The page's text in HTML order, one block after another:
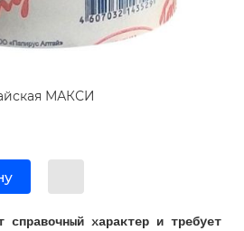
МАКСИ
характер и требует